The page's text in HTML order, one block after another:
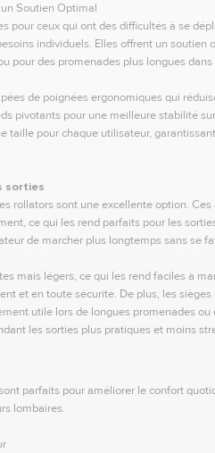
Soutien Optimal
pour ceux qui ont des difficultés à se
individuels. Elles offrent un
pour des promenades plus longues dans
de poignées ergonomiques qui
pivotants pour une meilleure stabilité
taille pour chaque utilisateur,
sorties
rollators sont une excellente option.
ce qui les rend parfaits pour les
de marcher plus longtemps sans se
mais légers, ce qui les rend faciles à
et en toute sécurité. De plus, les
utile lors de longues promenades
les sorties plus pratiques et moins
parfaits pour améliorer le confort
lombaires.